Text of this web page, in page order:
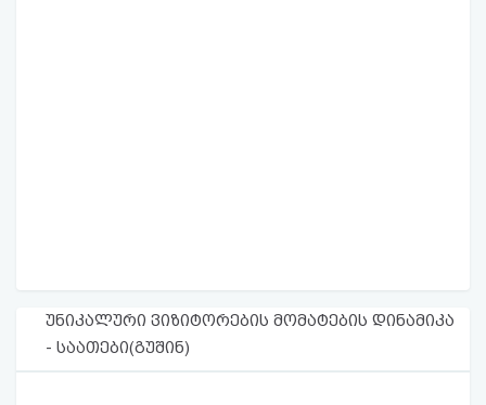
უნიკალური ვიზიტორების მომატების დინამიკა
- საათები(გუშინ)